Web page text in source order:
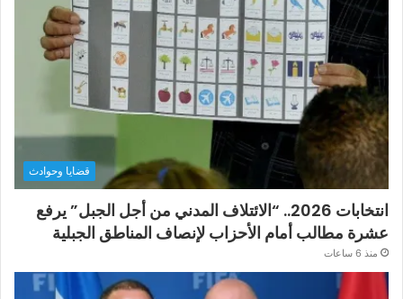
قضايا وحوادث
انتخابات 2026.. “الائتلاف المدني من أجل الجبل” يرفع
عشرة مطالب أمام الأحزاب لإنصاف المناطق الجبلية
منذ 6 ساعات